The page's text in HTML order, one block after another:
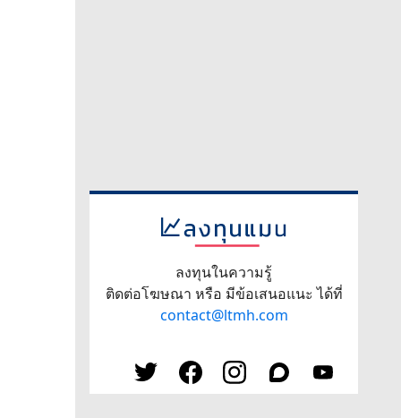
ลงทุนในความรู้
ติดต่อโฆษณา หรือ มีข้อเสนอแนะ ได้ที่
contact@ltmh.com